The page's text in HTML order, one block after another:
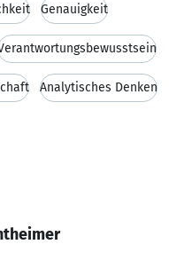
Genauigkeit
Analytisches Denken